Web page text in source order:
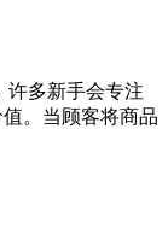
许多新手会专注
。当顾客将商品